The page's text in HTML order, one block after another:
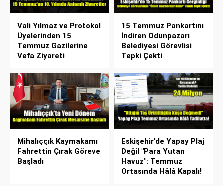
Vali Yılmaz ve Protokol
Üyelerinden 15
Temmuz Gazilerine
Vefa Ziyareti
15 Temmuz Pankartını
İndiren Odunpazarı
Belediyesi Görevlisi
Tepki Çekti
Mihalıççık Kaymakamı
Fahrettin Çırak Göreve
Başladı
Eskişehir’de Yapay Plaj
Değil "Para Yutan
Havuz": Temmuz
Ortasında Hâlâ Kapalı!